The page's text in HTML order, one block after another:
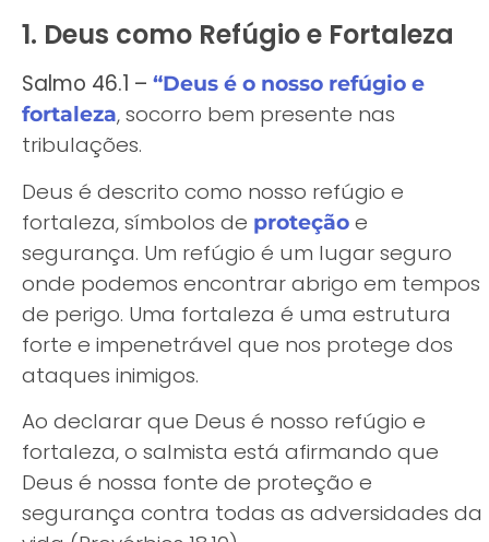
1. Deus como Refúgio e Fortaleza
Salmo 46.1 – “Deus é o nosso refúgio e
fortaleza, socorro bem presente nas
tribulações.
Deus é descrito como nosso refúgio e
fortaleza, símbolos de proteção e
segurança. Um refúgio é um lugar seguro
onde podemos encontrar abrigo em tempos
de perigo. Uma fortaleza é uma estrutura
forte e impenetrável que nos protege dos
ataques inimigos.
Ao declarar que Deus é nosso refúgio e
fortaleza, o salmista está afirmando que
Deus é nossa fonte de proteção e
segurança contra todas as adversidades da